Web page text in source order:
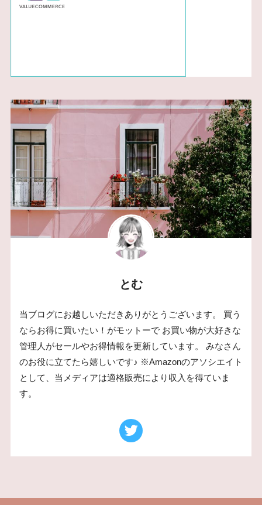
とむ
当ブログにお越しいただきありがとうございます。 買う
ならお得に買いたい！がモットーで お買い物が大好きな
管理人がセールやお得情報を更新しています。 みなさん
のお役に立てたら嬉しいです♪ ※Amazonのアソシエイト
として、当メディアは適格販売により収入を得ていま
す。